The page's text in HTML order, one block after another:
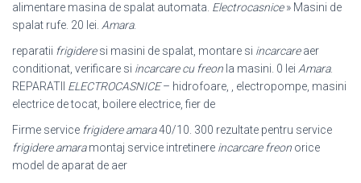
alimentare masina de spalat automata. Electrocasnice» Masini de
spalat rufe. 20 lei. Amara.
reparatii frigideresi masini de spalat, montare si incarcareaer
conditionat, verificare si incarcare cu freon la masini. 0 lei Amara.
REPARATII ELECTROCASNICE– hidrofoare, , electropompe, masini
electrice de tocat, boilere electrice, fier de
Firme service frigidere amara40/10. 300 rezultate pentru service
frigidere amaramontaj service intretinere incarcare freon orice
model de aparat de aer